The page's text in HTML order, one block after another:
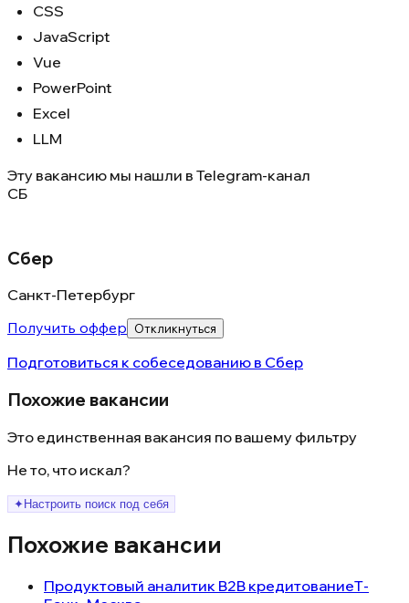
CSS
JavaScript
Vue
PowerPoint
Excel
LLM
Эту вакансию мы нашли в Telegram-канал
СБ
Сбер
Санкт-Петербург
Получить оффер
Откликнуться
Подготовиться к собеседованию в Сбер
Похожие вакансии
Это единственная вакансия по вашему фильтру
Не то, что искал?
✦ Настроить поиск под себя
Похожие вакансии
Продуктовый аналитик B2B кредитованиеТ-